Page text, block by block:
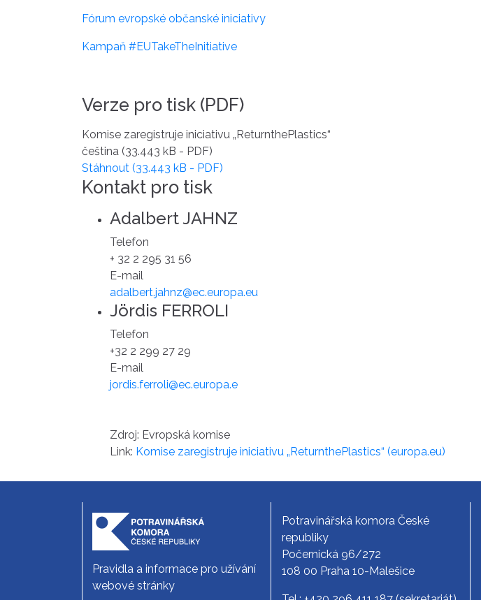
Fórum evropské občanské iniciativy
Kampaň #EUTakeTheInitiative
Verze pro tisk (PDF)
Komise zaregistruje iniciativu „ReturnthePlastics“
čeština (33.443 kB - PDF)
Stáhnout (33.443 kB - PDF)
Kontakt pro tisk
Adalbert JAHNZ
Telefon
+ 32 2 295 31 56
E-mail
adalbert.jahnz@ec.europa.eu
Jördis FERROLI
Telefon
+32 2 299 27 29
E-mail
jordis.ferroli@ec.europa.e
Zdroj: Evropská komise
Link: Komise zaregistruje iniciativu „ReturnthePlastics“ (europa.eu)
Pravidla a informace pro užívání
webové stránky
Potravinářská komora České
republiky
Počernická 96/272
108 00 Praha 10-Malešice